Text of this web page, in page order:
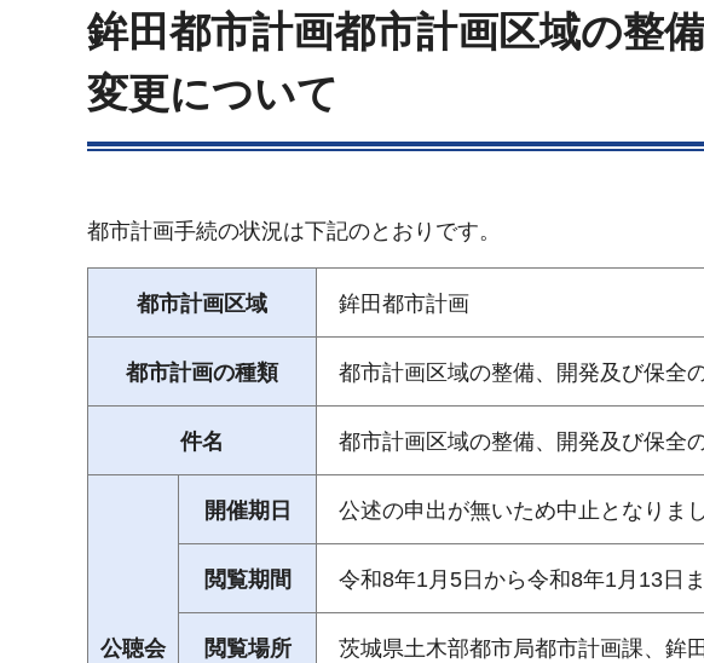
鉾田都市計画都市計画区域の整
変更について
都市計画手続の状況は下記のとおりです。
都市計画区域 鉾田都市計画
都市計画の種類 都市計画区域の整備、開発及び保全
件名 都市計画区域の整備、開発及び保全
公聴会
開催期日 公述の申出が無いため中止となりまし
閲覧期間 令和8年1月5日から令和8年1月13日
閲覧場所 茨城県土木部都市局都市計画課、鉾